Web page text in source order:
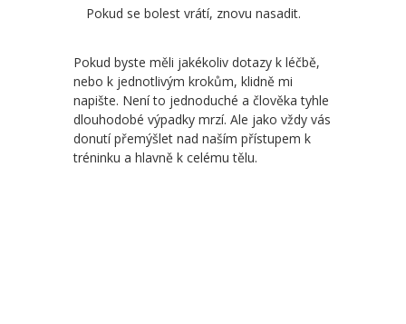
Pokud se bolest vrátí, znovu nasadit.
Pokud byste měli jakékoliv dotazy k léčbě,
nebo k jednotlivým krokům, klidně mi
napište. Není to jednoduché a člověka tyhle
dlouhodobé výpadky mrzí. Ale jako vždy vás
donutí přemýšlet nad naším přístupem k
tréninku a hlavně k celému tělu.